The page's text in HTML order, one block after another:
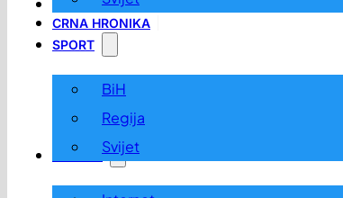
LOKALNO
CRNA HRONIKA
SPORT
BiH
Regija
Svijet
ZABAVA